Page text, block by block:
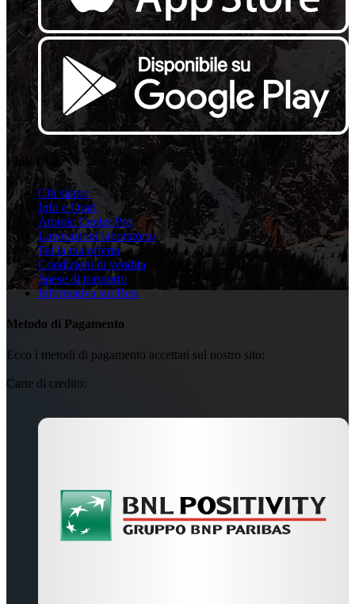
Link Utili
Chi siamo
Info e Orari
Atomic Center Pro
Lavorazioni laboratorio
Fai la tua offerta
Condizioni di vendita
Spese di trasporto
Informativa sui Resi
Metodo di Pagamento
Ecco i metodi di pagamento accettati sul nostro sito:
Carte di credito: